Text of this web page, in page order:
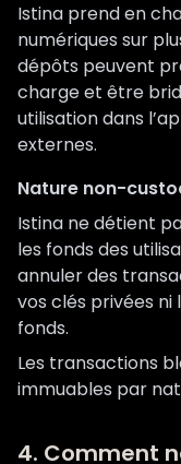
Istina prend en
numériques sur
dépôts peuvent
charge et être
utilisation dans
externes.
Nature non-
Istina ne détient
les fonds des
annuler des
vos clés privées
fonds.
Les transactions
immuables par
4. Comment